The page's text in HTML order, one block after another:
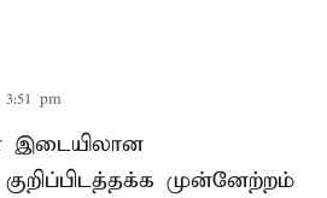
pm
இடையிலான
முன்னேற்றம்